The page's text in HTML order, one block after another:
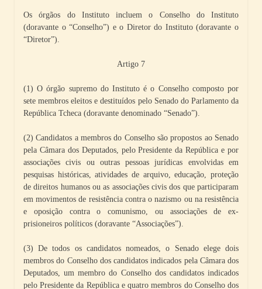
Os órgãos do Instituto incluem o Conselho do Instituto
(doravante o “Conselho”) e o Diretor do Instituto (doravante o
“Diretor”).
Artigo 7
(1) O órgão supremo do Instituto é o Conselho composto por
sete membros eleitos e destituídos pelo Senado do Parlamento da
República Tcheca (doravante denominado “Senado”).
(2) Candidatos a membros do Conselho são propostos ao Senado
pela Câmara dos Deputados, pelo Presidente da República e por
associações civis ou outras pessoas jurídicas envolvidas em
pesquisas históricas, atividades de arquivo, educação, proteção
de direitos humanos ou as associações civis dos que participaram
em movimentos de resistência contra o nazismo ou na resistência
e oposição contra o comunismo, ou associações de ex-
prisioneiros políticos (doravante “Associações”).
(3) De todos os candidatos nomeados, o Senado elege dois
membros do Conselho dos candidatos indicados pela Câmara dos
Deputados, um membro do Conselho dos candidatos indicados
pelo Presidente da República e quatro membros do Conselho dos